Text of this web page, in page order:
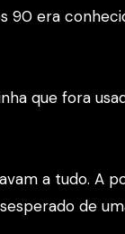
90 era
que fora
a tudo. A
de